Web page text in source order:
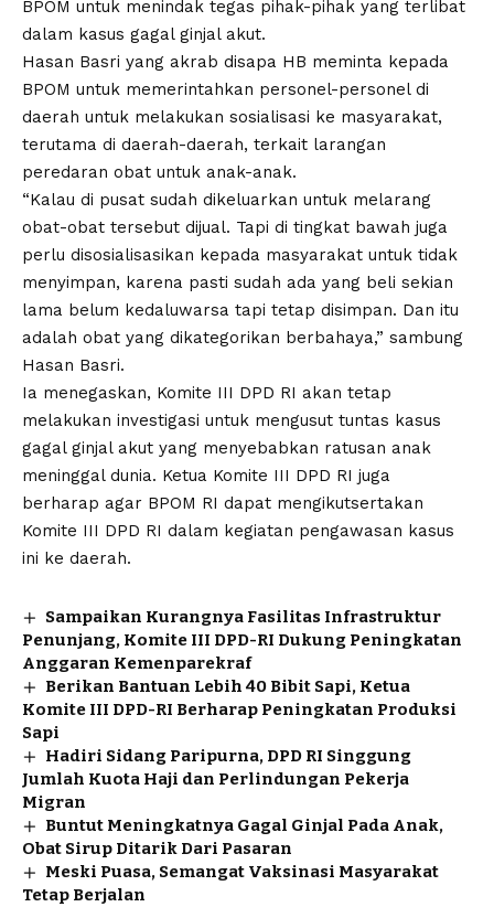
BPOM untuk menindak tegas pihak-pihak yang terlibat
dalam kasus gagal ginjal akut.
Hasan Basri yang akrab disapa HB meminta kepada
BPOM untuk memerintahkan personel-personel di
daerah untuk melakukan sosialisasi ke masyarakat,
terutama di daerah-daerah, terkait larangan
peredaran obat untuk anak-anak.
“Kalau di pusat sudah dikeluarkan untuk melarang
obat-obat tersebut dijual. Tapi di tingkat bawah juga
perlu disosialisasikan kepada masyarakat untuk tidak
menyimpan, karena pasti sudah ada yang beli sekian
lama belum kedaluwarsa tapi tetap disimpan. Dan itu
adalah obat yang dikategorikan berbahaya,” sambung
Hasan Basri.
Ia menegaskan, Komite III DPD RI akan tetap
melakukan investigasi untuk mengusut tuntas kasus
gagal ginjal akut yang menyebabkan ratusan anak
meninggal dunia. Ketua Komite III DPD RI juga
berharap agar BPOM RI dapat mengikutsertakan
Komite III DPD RI dalam kegiatan pengawasan kasus
ini ke daerah.
Sampaikan Kurangnya Fasilitas Infrastruktur
Penunjang, Komite III DPD-RI Dukung Peningkatan
Anggaran Kemenparekraf
Berikan Bantuan Lebih 40 Bibit Sapi, Ketua
Komite III DPD-RI Berharap Peningkatan Produksi
Sapi
Hadiri Sidang Paripurna, DPD RI Singgung
Jumlah Kuota Haji dan Perlindungan Pekerja
Migran
Buntut Meningkatnya Gagal Ginjal Pada Anak,
Obat Sirup Ditarik Dari Pasaran
Meski Puasa, Semangat Vaksinasi Masyarakat
Tetap Berjalan